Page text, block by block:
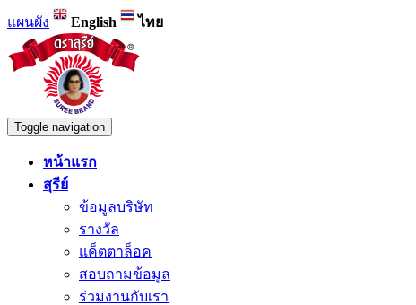
แผนผัง English ไทย
Toggle navigation
หน้าแรก
สุรีย์
ข้อมูลบริษัท
รางวัล
แค็ตตาล็อค
สอบถามข้อมูล
ร่วมงานกับเรา